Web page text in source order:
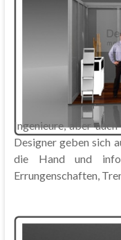
Ingenieure, aber
Designer geben sich
die Hand und
Errungenschaften,